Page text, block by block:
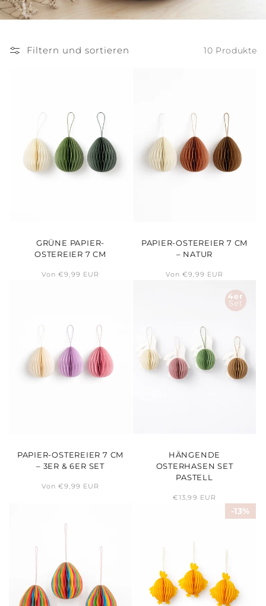
Filtern und sortieren 10 Produkte
GRÜNE PAPIER-
OSTEREIER 7 CM
Normaler
Von €9,99 EUR
PAPIER-OSTEREIER 7 CM
– NATUR
Normaler
Von €9,99 EUR
PAPIER-OSTEREIER 7 CM
– 3ER & 6ER SET
Normaler
Von €9,99 EUR
HÄNGENDE
OSTERHASEN SET
PASTELL
Normaler
€13,99 EUR
13%
13%